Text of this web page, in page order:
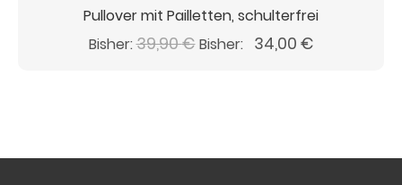
Pullover mit Pailletten, schulterfrei
Bisher:39,90€Ursprünglicher
Bisher: 34,00 €Aktueller